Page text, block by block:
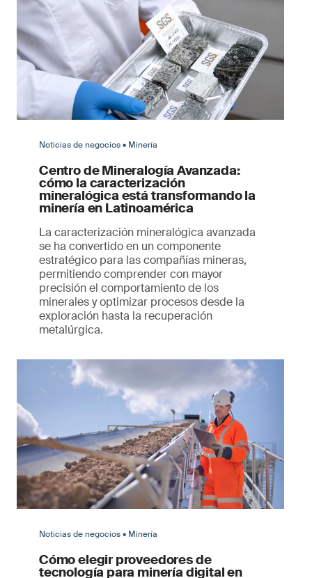
Noticias de negocios • Minería
Centro de Mineralogía Avanzada:
cómo la caracterización
mineralógica está transformando la
minería en Latinoamérica
La caracterización mineralógica avanzada
se ha convertido en un componente
estratégico para las compañías mineras,
permitiendo comprender con mayor
precisión el comportamiento de los
minerales y optimizar procesos desde la
exploración hasta la recuperación
metalúrgica.
Noticias de negocios • Minería
Cómo elegir proveedores de
tecnología para minería digital en